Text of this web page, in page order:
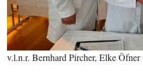
v.l.n.r. Bernhard Pircher, Elke